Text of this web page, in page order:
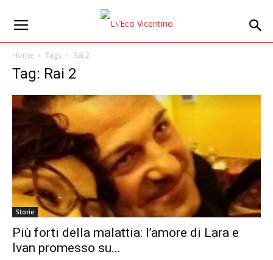
Home Tags Rai 2
Tag: Rai 2
Storie
Più forti della malattia: l’amore di Lara e
Ivan promesso su...